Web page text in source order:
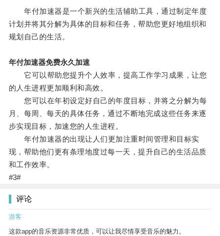
年付加速器是一个新兴的生活辅助工具，通过制定年度
计划并将其分解为具体的目标和任务，帮助您更好地组织和
规划自己的生活。
年付加速器免费永久加速
它可以帮助您提升个人效率，提高工作学习成果，让您
的人生进程更加顺利和高效。
您可以在年初设定好自己的年度目标，并将之分解为每
月、每周、每天的具体任务，通过不断地完成这些任务来逐
步实现目标，加速您的人生进程。
年付加速器的出现让人们更加注重时间管理和目标实
现，帮助他们更有条理地度过每一天，提升自己的生活品质
和工作效率。
#3#
评论
游客
这款app的音乐资源非常优质，可以让我尽情享受音乐的魅力。